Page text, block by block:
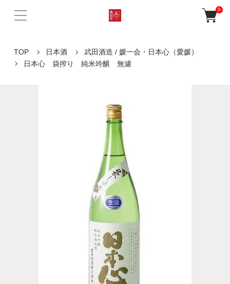
0
TOP 日本酒
武田酒造 / 媛一会・日本心（愛媛）
日本心 袋搾り 純米吟醸 無濾